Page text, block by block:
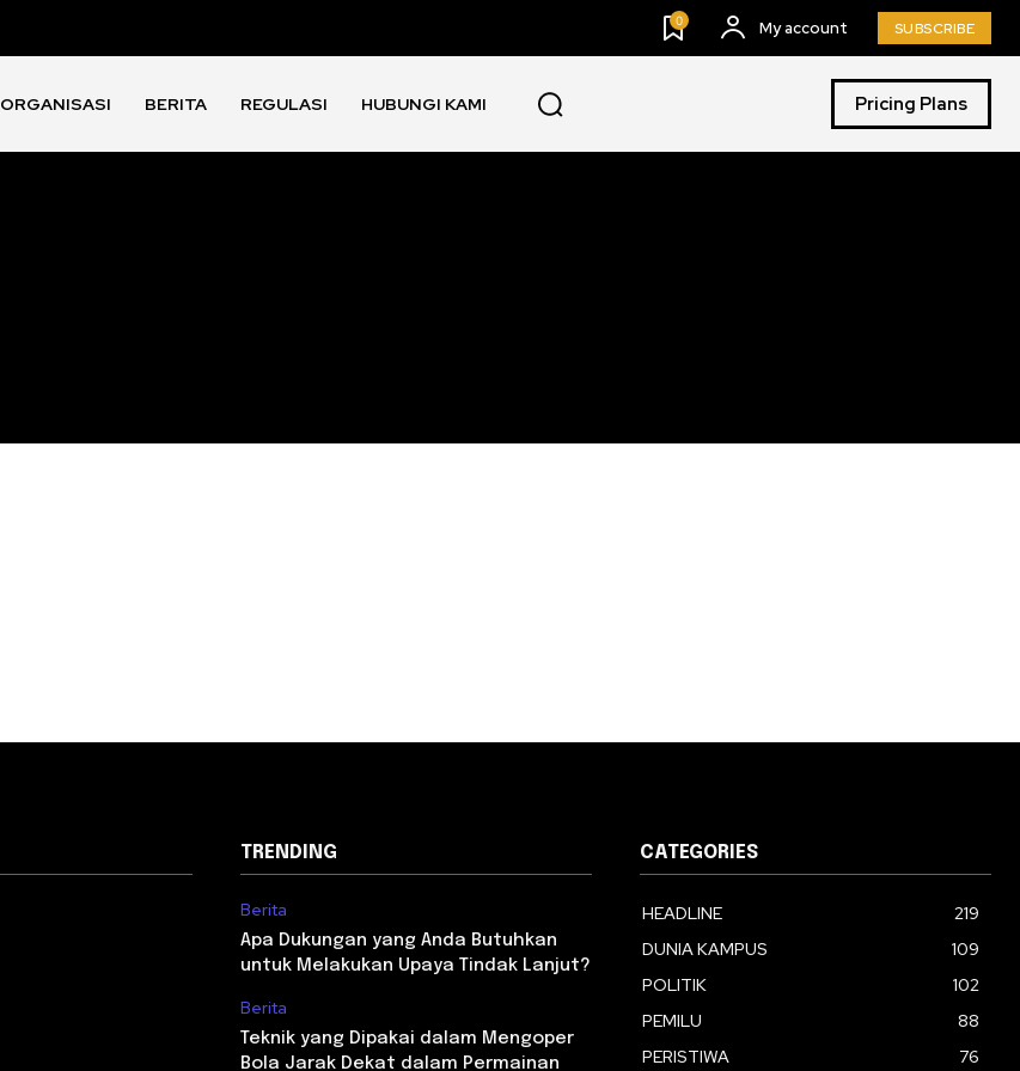
0 My account SUBSCRIBE
ORGANISASI BERITA REGULASI HUBUNGI KAMI Pricing Plans
TRENDING
Berita
Apa Dukungan yang Anda Butuhkan
untuk Melakukan Upaya Tindak Lanjut?
Berita
Teknik yang Dipakai dalam Mengoper
Bola Jarak Dekat dalam Permainan
CATEGORIES
HEADLINE
219
DUNIA KAMPUS
109
POLITIK
102
PEMILU
88
PERISTIWA
76